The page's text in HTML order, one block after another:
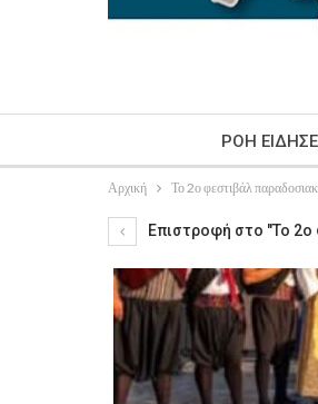
ΡΟΗ
Αρχική Το 2ο φεστιβάλ
Επιστροφή στο "Το